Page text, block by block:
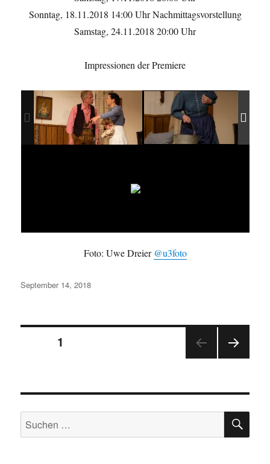
Sonntag, 18.11.2018 14:00 Uhr Nachmittagsvorstellung
Samstag, 24.11.2018 20:00 Uhr
Impressionen der Premiere
Foto: Uwe Dreier @u3foto
Veröffentlicht
September 14, 2018
Seitennummerierung
Beiträge
1
E
Suchen
nach: